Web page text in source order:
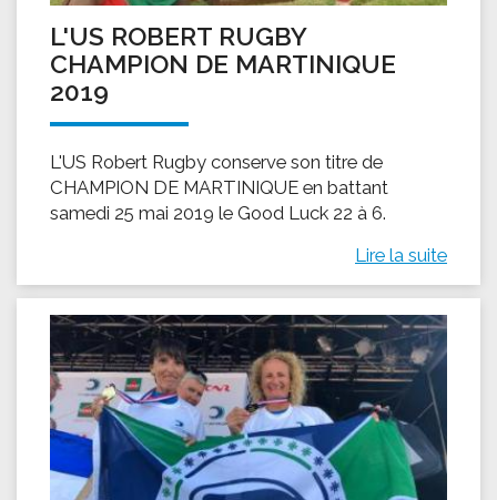
L'US ROBERT RUGBY
CHAMPION DE MARTINIQUE
2019
L'US Robert Rugby conserve son titre de
CHAMPION DE MARTINIQUE en battant
samedi 25 mai 2019 le Good Luck 22 à 6.
Lire la suite